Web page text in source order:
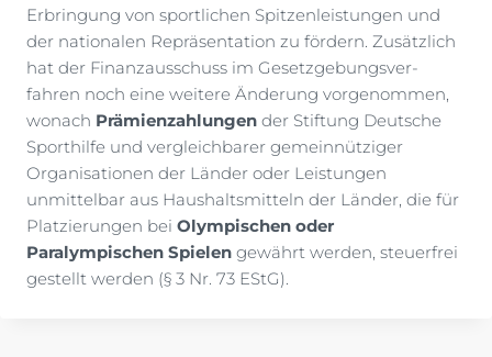
Erbringung von sportlichen Spitzenleistungen und
der nationalen Repräsentation zu fördern. Zusätzlich
hat der Finanzausschuss im Gesetzgebungsver-
fahren noch eine weitere Änderung vorgenommen,
wonach Prämienzahlungen der Stiftung Deutsche
Sporthilfe und vergleichbarer gemeinnütziger
Organisationen der Länder oder Leistungen
unmittelbar aus Haushaltsmitteln der Länder, die für
Platzierungen bei Olympischen oder
Paralympischen Spielen gewährt werden, steuerfrei
gestellt werden (§ 3 Nr. 73 EStG).